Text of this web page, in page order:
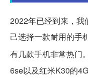
2022年已经到来，我
己选择一款耐用的手
有几款手机非常热门
6se以及红米K30的